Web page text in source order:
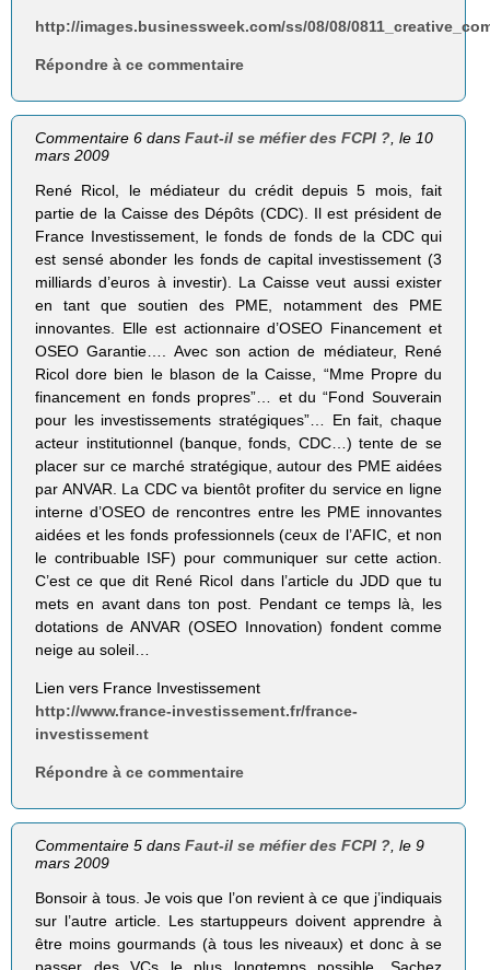
http://images.businessweek.com/ss/08/08/
Répondre à ce commentaire
Commentaire 6 dansFaut-il se méfier des FCPI ? , le 10
mars 2009
René Ricol, le médiateur du crédit depuis 5 mois, fait
partie de la Caisse des Dépôts (CDC). Il est président de
France Investissement, le fonds de fonds de la CDC qui
est sensé abonder les fonds de capital investissement (3
milliards d’euros à investir). La Caisse veut aussi exister
en tant que soutien des PME, notamment des PME
innovantes. Elle est actionnaire d’OSEO Financement et
OSEO Garantie…. Avec son action de médiateur, René
Ricol dore bien le blason de la Caisse, “Mme Propre du
financement en fonds propres”… et du “Fond Souverain
pour les investissements stratégiques”… En fait, chaque
acteur institutionnel (banque, fonds, CDC…) tente de se
placer sur ce marché stratégique, autour des PME aidées
par ANVAR. La CDC va bientôt profiter du service en ligne
interne d’OSEO de rencontres entre les PME innovantes
aidées et les fonds professionnels (ceux de l’AFIC, et non
le contribuable ISF) pour communiquer sur cette action.
C’est ce que dit René Ricol dans l’article du JDD que tu
mets en avant dans ton post. Pendant ce temps là, les
dotations de ANVAR (OSEO Innovation) fondent comme
neige au soleil…
Lien vers France Investissement
http://www.france-investissement.fr/france-
investissement
Répondre à ce commentaire
Commentaire 5 dansFaut-il se méfier des FCPI ?, le 9
mars 2009
Bonsoir à tous. Je vois que l’on revient à ce que j’indiquais
sur l’autre article. Les startuppeurs doivent apprendre à
être moins gourmands (à tous les niveaux) et donc à se